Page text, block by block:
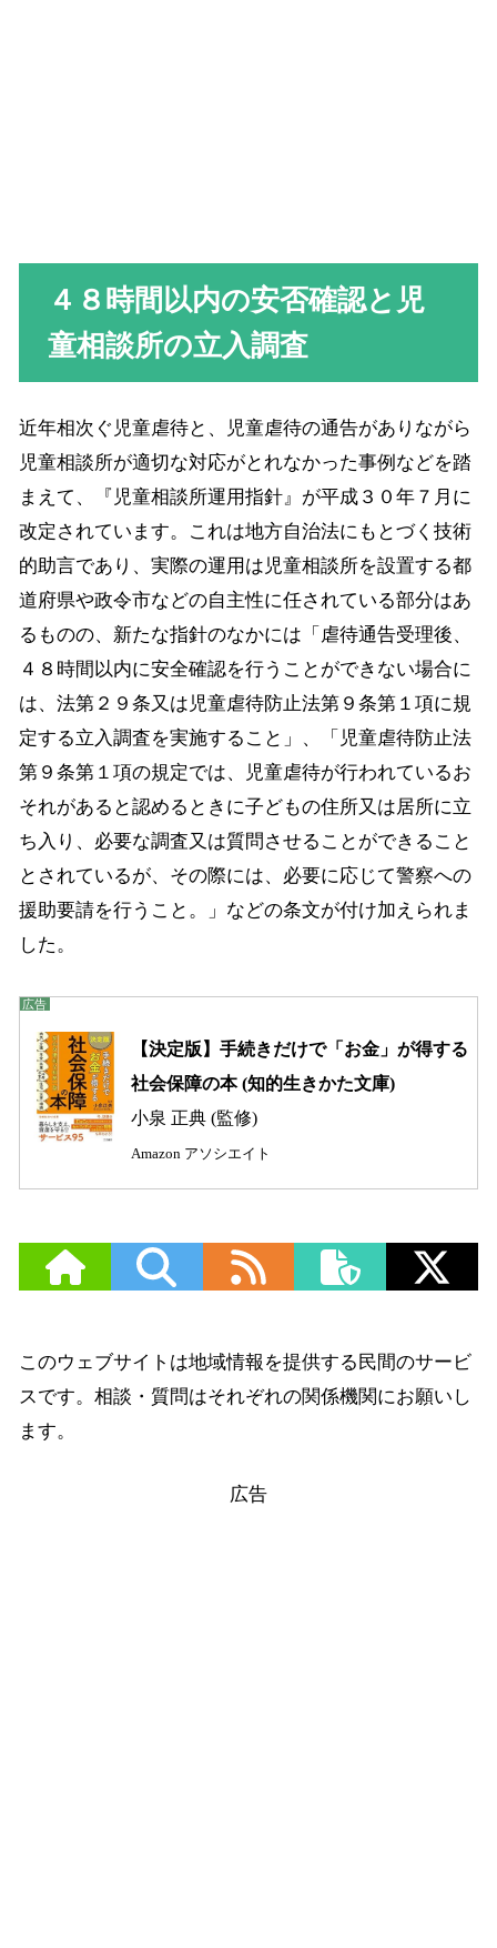
４８時間以内の安否確認と児
童相談所の立入調査
近年相次ぐ児童虐待と、児童虐待の通告がありながら
児童相談所が適切な対応がとれなかった事例などを踏
まえて、『児童相談所運用指針』が平成３０年７月に
改定されています。これは地方自治法にもとづく技術
的助言であり、実際の運用は児童相談所を設置する都
道府県や政令市などの自主性に任されている部分はあ
るものの、新たな指針のなかには「虐待通告受理後、
４８時間以内に安全確認を行うことができない場合に
は、法第２９条又は児童虐待防止法第９条第１項に規
定する立入調査を実施すること」、「児童虐待防止法
第９条第１項の規定では、児童虐待が行われているお
それがあると認めるときに子どもの住所又は居所に立
ち入り、必要な調査又は質問させることができること
とされているが、その際には、必要に応じて警察への
援助要請を行うこと。」などの条文が付け加えられま
した。
【決定版】手続きだけで「お金」が得する
社会保障の本 (知的生きかた文庫)
小泉 正典 (監修)
Amazon アソシエイト